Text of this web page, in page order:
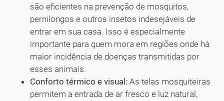
são eficientes na prevenção de mosquitos,
pernilongos e outros insetos indesejáveis de
entrar em sua casa. Isso é especialmente
importante para quem mora em regiões onde há
maior incidência de doenças transmitidas por
esses animais.
Conforto térmico e visual: As telas mosquiteiras
permitem a entrada de ar fresco e luz natural,